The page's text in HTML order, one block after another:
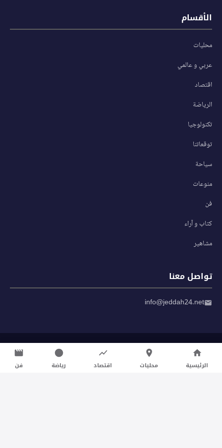
الأقسام
محليات
عربي و عالمي
اقتصاد
الرياضة
تكنولوجيا
توقعاتنا
سياحة
منوعات
فن
كتاب و آراء
مشاهير
تواصل معنا
info@jeddah24.net
سياسة الخصوصية
شروط الاستخدام
الرئيسية محليات اقتصاد رياضة فن